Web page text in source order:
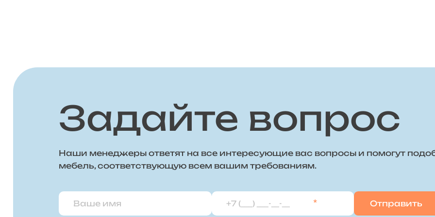
Задайте вопрос
Наши менеджеры ответят на все интересующие вас вопросы и помогут
мебель, соответствующую всем вашим требованиям.
*